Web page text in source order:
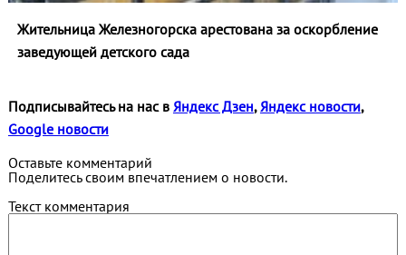
Жительница Железногорска арестована за оскорбление
заведующей детского сада
Подписывайтесь на нас в Яндекс Дзен,Яндекс новости,
Google новости
Оставьте комментарий
Поделитесь своим впечатлением о новости.
Текст комментария